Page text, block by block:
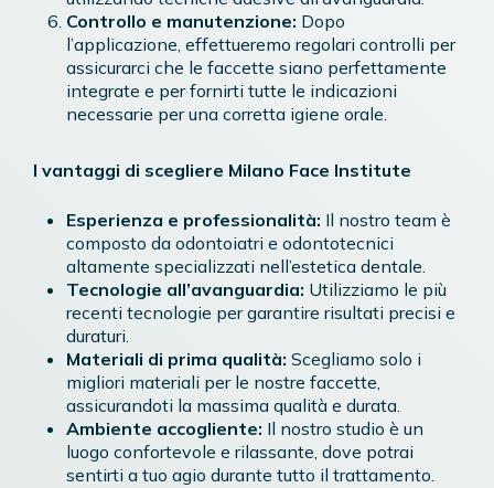
Controllo e manutenzione: Dopo
l’applicazione, effettueremo regolari controlli per
assicurarci che le faccette siano perfettamente
integrate e per fornirti tutte le indicazioni
necessarie per una corretta igiene orale.
I vantaggi di scegliere Milano Face Institute
Esperienza e professionalità: Il nostro team è
composto da odontoiatri e odontotecnici
altamente specializzati nell’estetica dentale.
Tecnologie all’avanguardia: Utilizziamo le più
recenti tecnologie per garantire risultati precisi e
duraturi.
Materiali di prima qualità: Scegliamo solo i
migliori materiali per le nostre faccette,
assicurandoti la massima qualità e durata.
Ambiente accogliente: Il nostro studio è un
luogo confortevole e rilassante, dove potrai
sentirti a tuo agio durante tutto il trattamento.